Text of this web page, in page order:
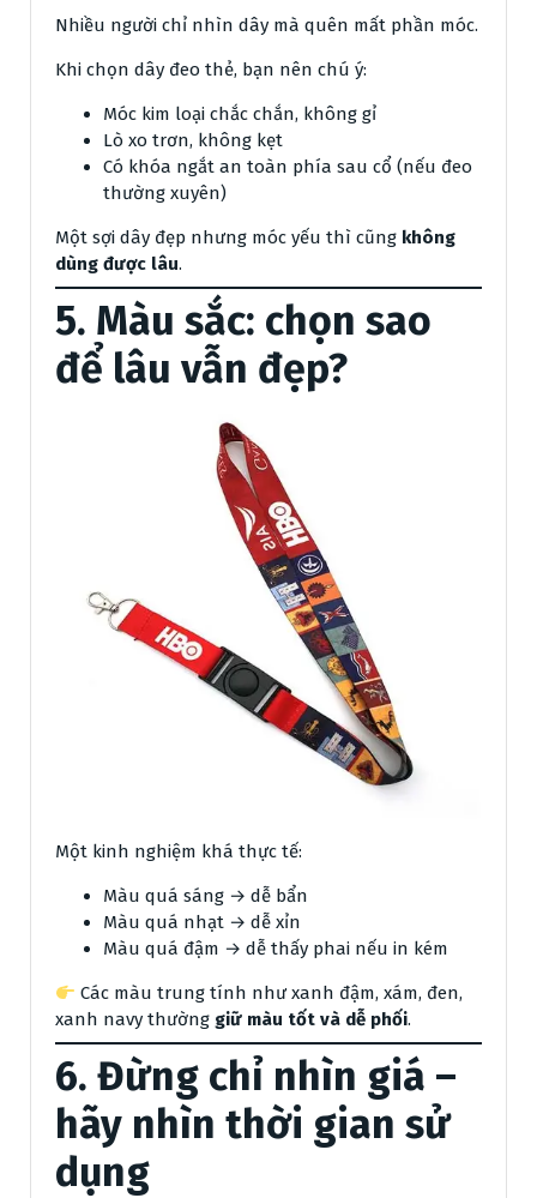
Nhiều người chỉ nhìn dây mà quên mất phần móc.
Khi chọn dây đeo thẻ, bạn nên chú ý:
Móc kim loại chắc chắn, không gỉ
Lò xo trơn, không kẹt
Có khóa ngắt an toàn phía sau cổ (nếu đeo
thường xuyên)
Một sợi dây đẹp nhưng móc yếu thì cũng không
dùng được lâu.
5. Màu sắc: chọn sao
để lâu vẫn đẹp?
Một kinh nghiệm khá thực tế:
Màu quá sáng → dễ bẩn
Màu quá nhạt → dễ xỉn
Màu quá đậm → dễ thấy phai nếu in kém
Các màu trung tính như xanh đậm, xám, đen,
xanh navy thường giữ màu tốt và dễ phối.
6. Đừng chỉ nhìn giá –
hãy nhìn thời gian sử
dụng